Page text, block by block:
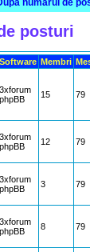
numarul de
posturi
Software Membri
3xforum
phpBB
15 79
3xforum
phpBB
12 79
3xforum
phpBB
3 79
3xforum
phpBB
8 79